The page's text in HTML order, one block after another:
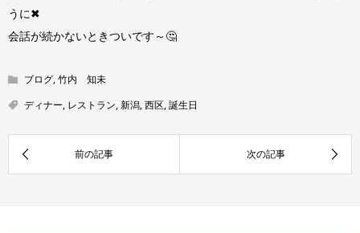
うに✖
会話が続かないときついです～🤔
ブログ,竹内 知未
ディナー, レストラン,新潟,西区,誕生日